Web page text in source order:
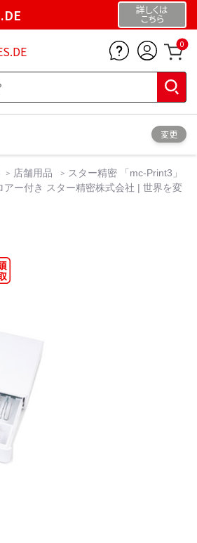
詳しくは
こちら
0
変更
店舗用品
スター精密 「mc-Print3」
アー付き スター精密株式会社 | 世界を変